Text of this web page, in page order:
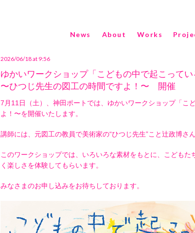
News About Works
2026/06/18 at 9:56
ゆかいワークショップ「こどもの中で起こってい
〜ひつじ先生の図工の時間ですよ！〜 開催
7月11日（土）、神田ポートでは、ゆかいワークショップ「こ
よ！〜を開催いたします。
講師には、元図工の教員で美術家の“ひつじ先生”こと辻政博さ
このワークショップでは、いろいろな素材をもとに、こども
く楽しさを体験してもらいます。
みなさまのお申し込みをお待ちしております。